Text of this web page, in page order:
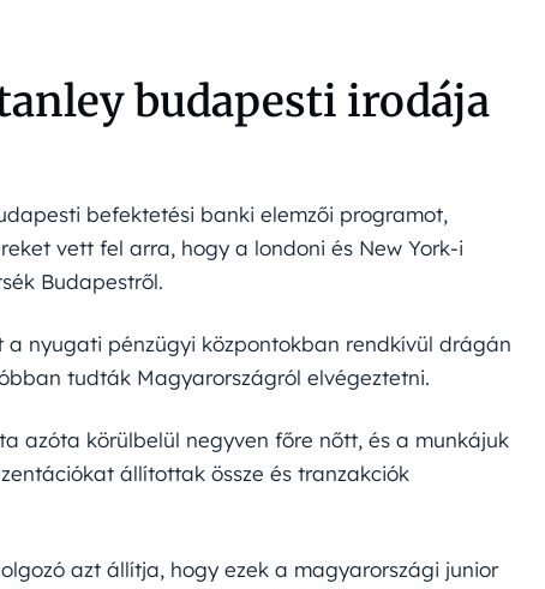
budapesti irodája
befektetési banki elemzői programot,
vett fel arra, hogy a londoni és New York-i
Budapestről.
nyugati pénzügyi központokban rendkívül drágán
tudták Magyarországról elvégeztetni.
azóta körülbelül negyven főre nőtt, és a munkájuk
állítottak össze és tranzakciók
azt állítja, hogy ezek a magyarországi junior